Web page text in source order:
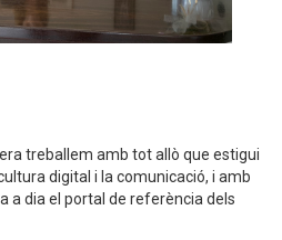
treballem amb tot allò que estigui
digital i la comunicació, i amb
a dia el portal de referència dels